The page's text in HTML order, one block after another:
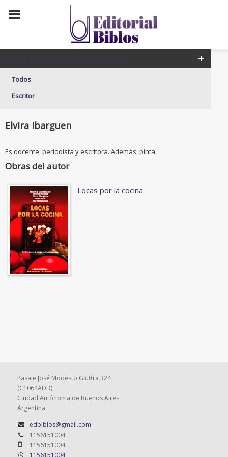
ELVIRA IBARGUEN – EDITORIAL BIBLOS
Todos
Escritor
Elvira Ibarguen
Es docente, periodista y escritora. Además, pinta.
Obras del autor
Locas por la cocina
Pasaje José Modesto Giuffra 324
(C1064ADD)
Ciudad Autónoma de Buenos Aires
Argentina
edbiblos@gmail.com
1156151004
1156151004
1156151004